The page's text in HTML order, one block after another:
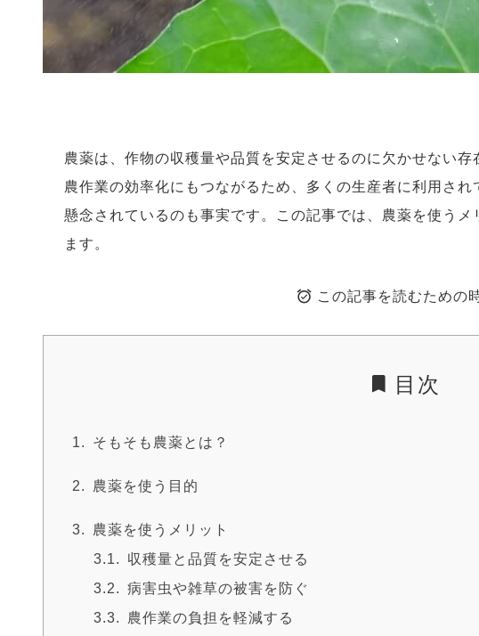
農薬は、作物の収穫量や品質を安定させるのに欠かせない存
農作業の効率化にもつながるため、多くの生産者に利用さ
懸念されているのも事実です。この記事では、農薬を使う
ます。
この記事を読むための
目次
そもそも農薬とは？
農薬を使う目的
農薬を使うメリット
収穫量と品質を安定させる
病害虫や雑草の被害を防ぐ
農作業の負担を軽減する